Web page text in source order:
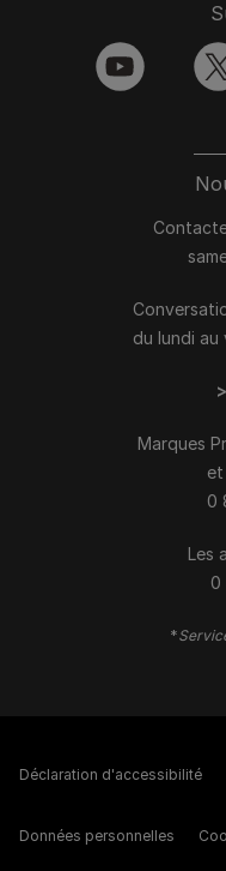
du lundi au
>
Marques
et
0
Les
0
*
youtube
Déclaration d'accessibilité
Données personnelles